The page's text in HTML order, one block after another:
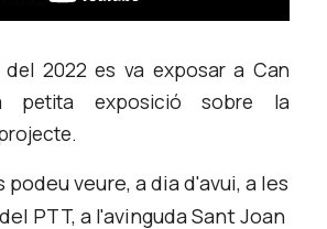
del 2022 es va exposar a Can
petita exposició sobre la
podeu veure, a dia d'avui, a les
PTT, a l'avinguda Sant Joan